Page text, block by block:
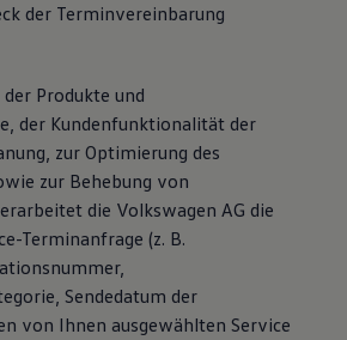
der Terminvereinbarung
Produkte und
der Kundenfunktionalität der
zur Optimierung des
zur Behebung von
die Volkswagen AG die
Terminanfrage (z. B.
Sendedatum der
von Ihnen ausgewählten Service